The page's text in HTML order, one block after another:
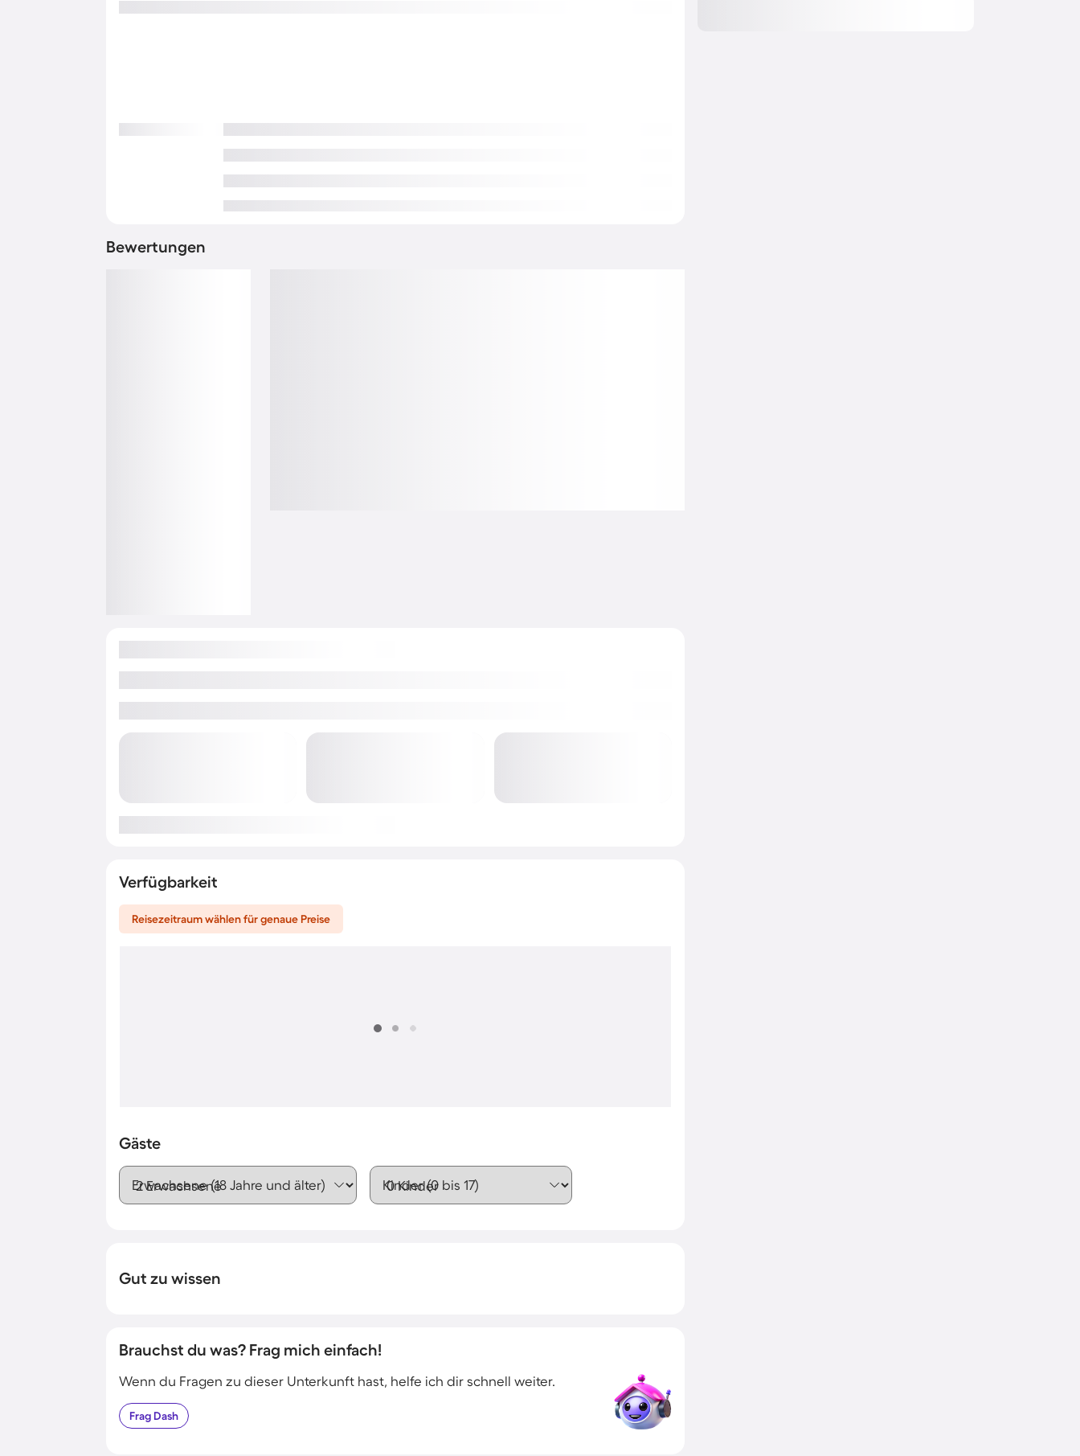
Bewertungen
Verfügbarkeit
Reisezeitraum wählen für genaue Preise
Gäste
Erwachsene (18 Jahre und älter) Kinder (0 bis 17)
Gut zu wissen
Brauchst du was? Frag mich einfach!
Wenn du Fragen zu dieser Unterkunft hast, helfe ich dir schnell weiter.
FragDash